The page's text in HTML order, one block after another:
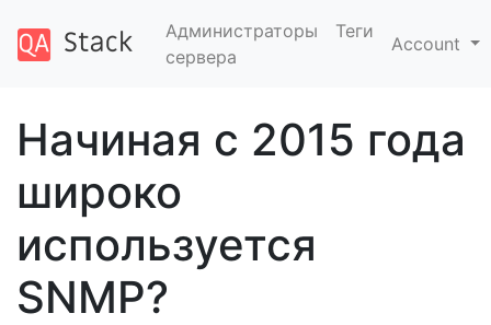
Администраторы
сервера
Теги
Account
Начиная с 2015 года
широко
используется
SNMP?